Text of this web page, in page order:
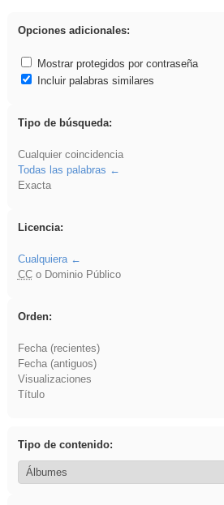
Opciones adicionales:
Mostrar protegidos por contraseña
Incluir palabras similares
Tipo de búsqueda:
Cualquier coincidencia
Todas las palabras
Exacta
Licencia:
Cualquiera
CCo Dominio Público
Orden:
Fecha (recientes)
Fecha (antiguos)
Visualizaciones
Título
Tipo de contenido: